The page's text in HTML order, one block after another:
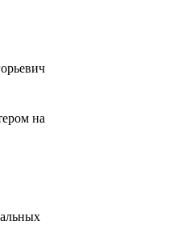
на